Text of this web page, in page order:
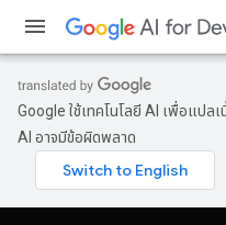
Google ใช้เทคโนโลยี AI เพื่อแป
AI อาจมีข้อผิดพลาด